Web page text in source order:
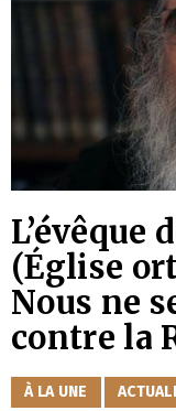
L’évêque
(Église
Nous ne
contre la
CATÉGORIES
À LA UNE